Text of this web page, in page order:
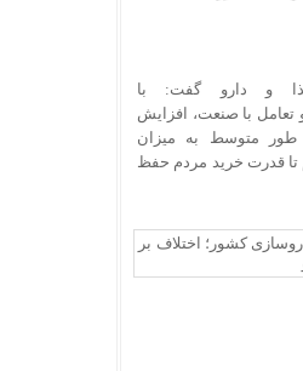
و دارو گفت: با
با صنعت، افزایش
طور متوسط به میزان
قدرت خرید مردم حفظ